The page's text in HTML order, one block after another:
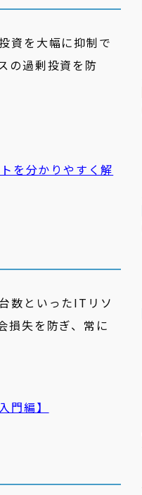
資を大幅に抑制で
の過剰投資を防
を分かりやすく解
数といったITリソ
損失を防ぎ、常に
編】